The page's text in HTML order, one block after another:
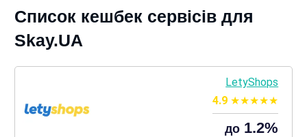
Список кешбек сервісів для
Skay.UA
LetyShops
4.9
до 1.2%